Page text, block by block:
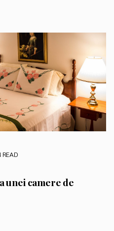
READ
unei camere de